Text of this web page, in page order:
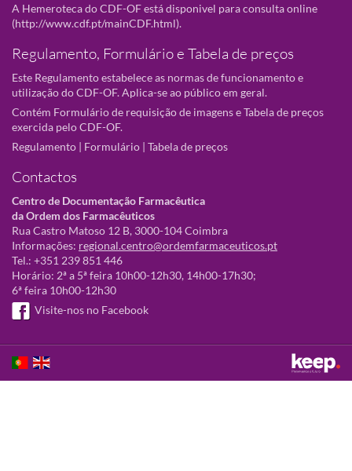
A Hemeroteca do CDF-OF está disponivel para consulta online
(http://www.cdf.pt/mainCDF.html).
Regulamento, Formulário e Tabela de preços
Este Regulamento estabelece as normas de funcionamento e
utilização do CDF-OF. Aplica-se ao público em geral.
Contém Formulário de requisição de imagens e Tabela de preços
exercida pelo CDF-OF.
Regulamento | Formulário | Tabela de preços
Contactos
Centro de Documentação Farmacêutica
da Ordem dos Farmacêuticos
Rua Castro Matoso 12 B, 3000-104 Coimbra
Informações: regional.centro@ordemfarmaceuticos.pt
Tel.: +351 239 851 446
Horário: 2ª a 5ª feira 10h00-12h30, 14h00-17h30;
6ª feira 10h00-12h30
Visite-nos no Facebook